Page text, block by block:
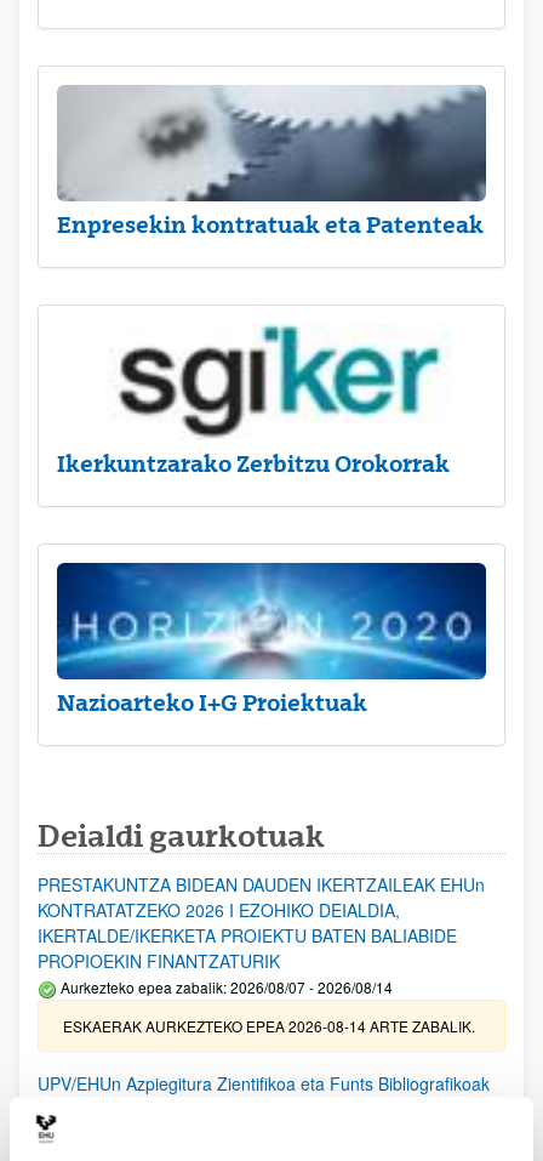
Enpresekin kontratuak eta Patenteak
Ikerkuntzarako Zerbitzu Orokorrak
Nazioarteko I+G Proiektuak
Deialdi gaurkotuak
PRESTAKUNTZA BIDEAN DAUDEN IKERTZAILEAK EHUn
KONTRATATZEKO 2026 I EZOHIKO DEIALDIA,
IKERTALDE/IKERKETA PROIEKTU BATEN BALIABIDE
PROPIOEKIN FINANTZATURIK
Aurkezteko epea zabalik: 2026/08/07 - 2026/08/14
ESKAERAK AURKEZTEKO EPEA 2026-08-14 ARTE ZABALIK.
UPV/EHUn Azpiegitura Zientifikoa eta Funts Bibliografikoak